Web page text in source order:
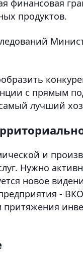
финансовая
продуктов.
с прямым
лучший
и
Нужно
новое
-